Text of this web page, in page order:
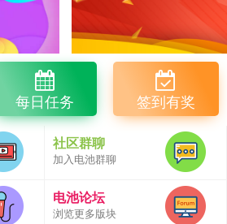
每日任务 签到有奖
社区群聊
加入电池群聊
电池论坛
浏览更多版块